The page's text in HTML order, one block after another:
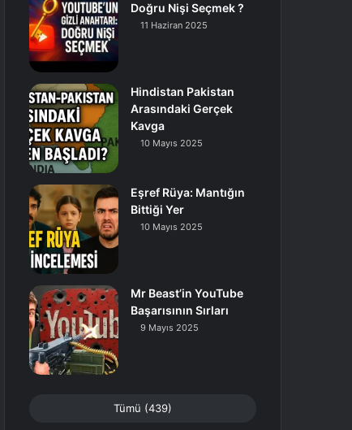
Doğru Nişi Seçmek ?
11 Haziran 2025
Hindistan Pakistan
Arasındaki Gerçek
Kavga
10 Mayıs 2025
Eşref Rüya: Mantığın
Bittiği Yer
10 Mayıs 2025
Mr Beast’in YouTube
Başarısının Sırları
9 Mayıs 2025
Tümü (439)